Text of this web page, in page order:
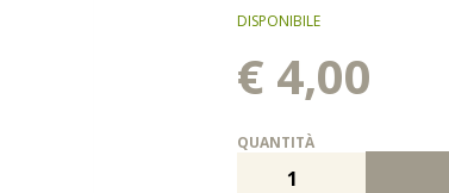
DISPONIBILE
€ 4,00
QUANTITÀ